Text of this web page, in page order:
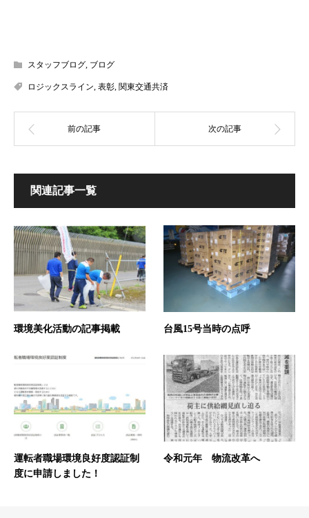
スタッフブログ ブログ
ロジックスライン 表彰 関東交通共済
関連記事一覧
環境美化活動の記事掲載 台風15号当時の点呼
運転者職場環境良好度認証制
度に申請しました！
令和元年 物流改革へ